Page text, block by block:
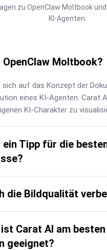
zu OpenClaw Moltbook
KI-Agenten.
Moltbook?
sich auf das Konzept der
eines KI-Agenten. Carat
KI-Charakter zu
ein Tipp für die
die Bildqualität
Carat AI am
geeignet?